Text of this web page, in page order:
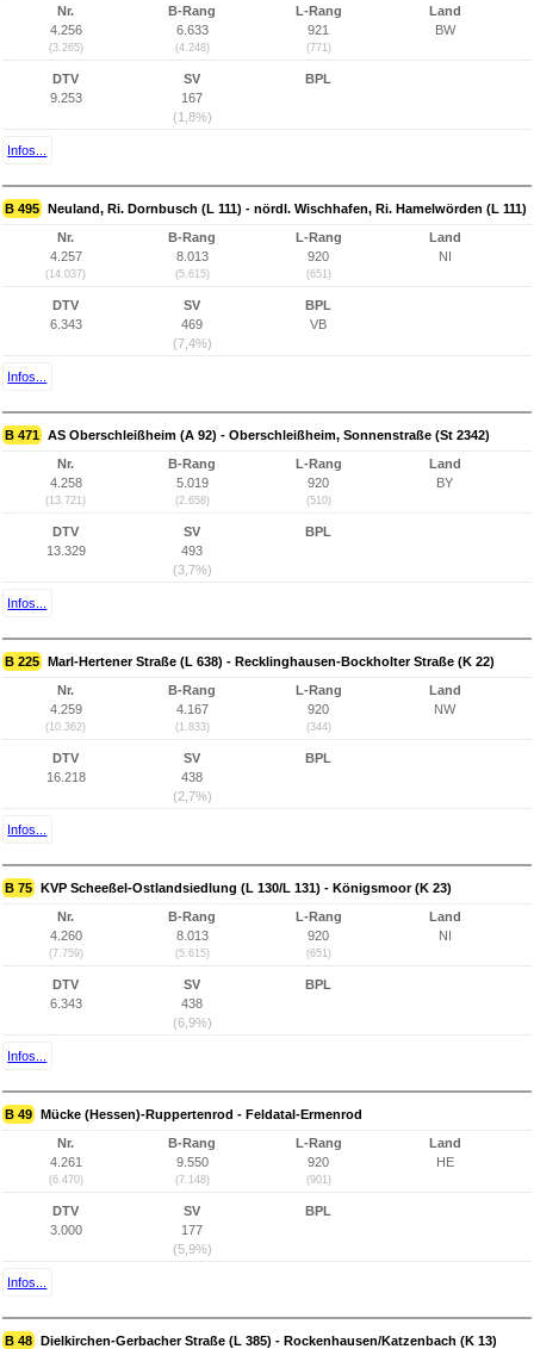
Nr.
4.256
(3.265)
B-Rang
6.633
(4.248)
L-Rang
921
(771)
Land
BW
DTV
9.253
SV
167
(1,8%)
BPL
Infos...
B 495 Neuland, Ri. Dornbusch (L 111) - nördl. Wischhafen, Ri. Hamelwörden (L 111)
Nr.
4.257
(14.037)
B-Rang
8.013
(5.615)
L-Rang
920
(651)
Land
NI
DTV
6.343
SV
469
(7,4%)
BPL
VB
Infos...
B 471 AS Oberschleißheim (A 92) - Oberschleißheim, Sonnenstraße (St 2342)
Nr.
4.258
(13.721)
B-Rang
5.019
(2.658)
L-Rang
920
(510)
Land
BY
DTV
13.329
SV
493
(3,7%)
BPL
Infos...
B 225 Marl-Hertener Straße (L 638) - Recklinghausen-Bockholter Straße (K 22)
Nr.
4.259
(10.362)
B-Rang
4.167
(1.833)
L-Rang
920
(344)
Land
NW
DTV
16.218
SV
438
(2,7%)
BPL
Infos...
B 75 KVP Scheeßel-Ostlandsiedlung (L 130/L 131) - Königsmoor (K 23)
Nr.
4.260
(7.759)
B-Rang
8.013
(5.615)
L-Rang
920
(651)
Land
NI
DTV
6.343
SV
438
(6,9%)
BPL
Infos...
B 49 Mücke (Hessen)-Ruppertenrod - Feldatal-Ermenrod
Nr.
4.261
(6.470)
B-Rang
9.550
(7.148)
L-Rang
920
(901)
Land
HE
DTV
3.000
SV
177
(5,9%)
BPL
Infos...
B 48 Dielkirchen-Gerbacher Straße (L 385) - Rockenhausen/Katzenbach (K 13)